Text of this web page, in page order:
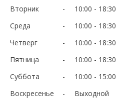
Вторник
10:00
18:30
Среда
10:00
18:30
Четверг
10:00
18:30
Пятница
10:00
18:30
Суббота
10:00
15:00
Воскресенье
Выходной